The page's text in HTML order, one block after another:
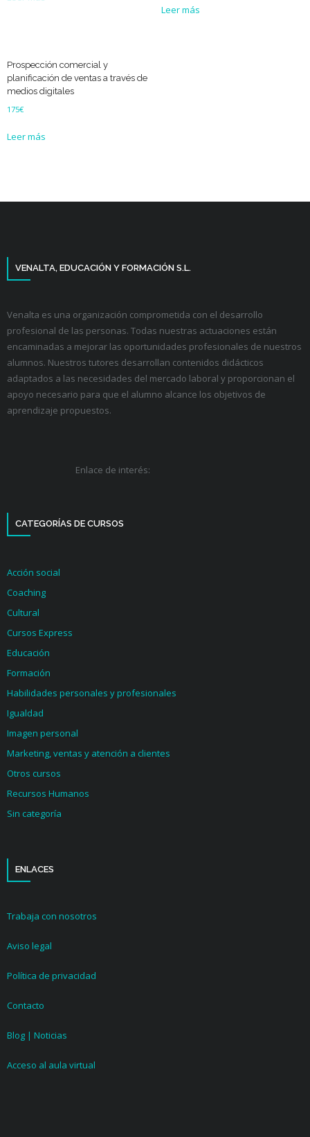
Leer más
Prospección comercial y
planificación de ventas a través de
medios digitales
175€
Leer más
VENALTA, EDUCACIÓN Y FORMACIÓN S.L.
Venalta es una organización comprometida con el desarrollo
profesional de las personas. Todas nuestras actuaciones están
encaminadas a mejorar las oportunidades profesionales de nuestros
alumnos. Nuestros tutores desarrollan contenidos didácticos
adaptados a las necesidades del mercado laboral y proporcionan el
apoyo necesario para que el alumno alcance los objetivos de
aprendizaje propuestos.
Enlace de interés:
CATEGORÍAS DE CURSOS
Acción social
Coaching
Cultural
Cursos Express
Educación
Formación
Habilidades personales y profesionales
Igualdad
Imagen personal
Marketing, ventas y atención a clientes
Otros cursos
Recursos Humanos
Sin categoría
ENLACES
Trabaja con nosotros
Aviso legal
Política de privacidad
Contacto
Blog | Noticias
Acceso al aula virtual